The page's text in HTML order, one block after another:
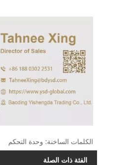
الكلمات الساخنة: وحدة التحكم
الفئة ذات الصلة